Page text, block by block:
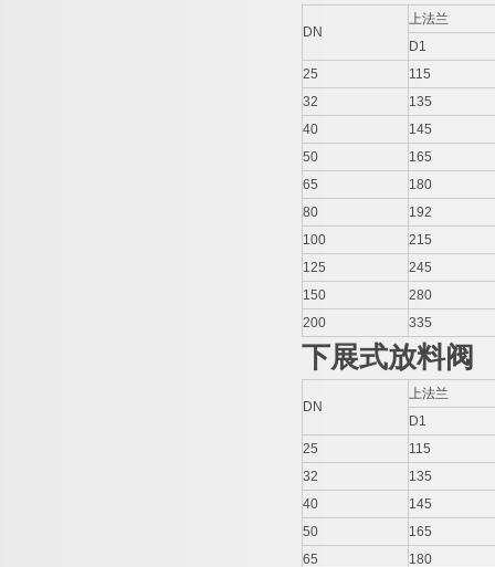
DN
上法兰
D1
25
115
32
135
40
145
50
165
65
180
80
192
100
215
125
245
150
280
200
335
下展式放料阀
DN
上法兰
D1
25
115
32
135
40
145
50
165
65
180